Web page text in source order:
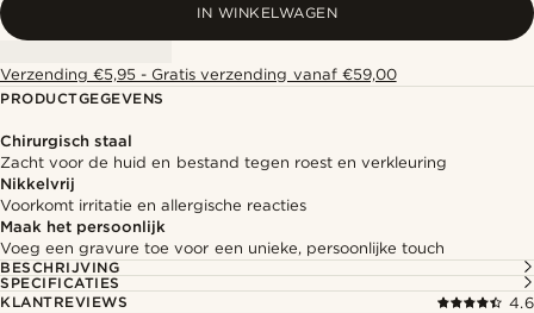
IN WINKELWAGEN
Verzending €5,95 - Gratis verzending vanaf €59,00
PRODUCTGEGEVENS
Chirurgisch staal
Zacht voor de huid en bestand tegen roest en verkleuring
Nikkelvrij
Voorkomt irritatie en allergische reacties
Maak het persoonlijk
Voeg een gravure toe voor een unieke, persoonlijke touch
BESCHRIJVING
SPECIFICATIES
KLANTREVIEWS
4.6